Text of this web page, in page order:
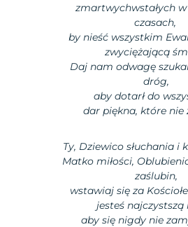
zmartwychwstałych
czasach,
by nieść wszystkim
zwyciężającą
Daj nam odwagę
dróg,
aby dotarł do
dar piękna, które nie
Ty, Dziewico słuchania i
Matko miłości,
zaślubin,
wstawiaj się za
jesteś najczystszą
aby się nigdy nie